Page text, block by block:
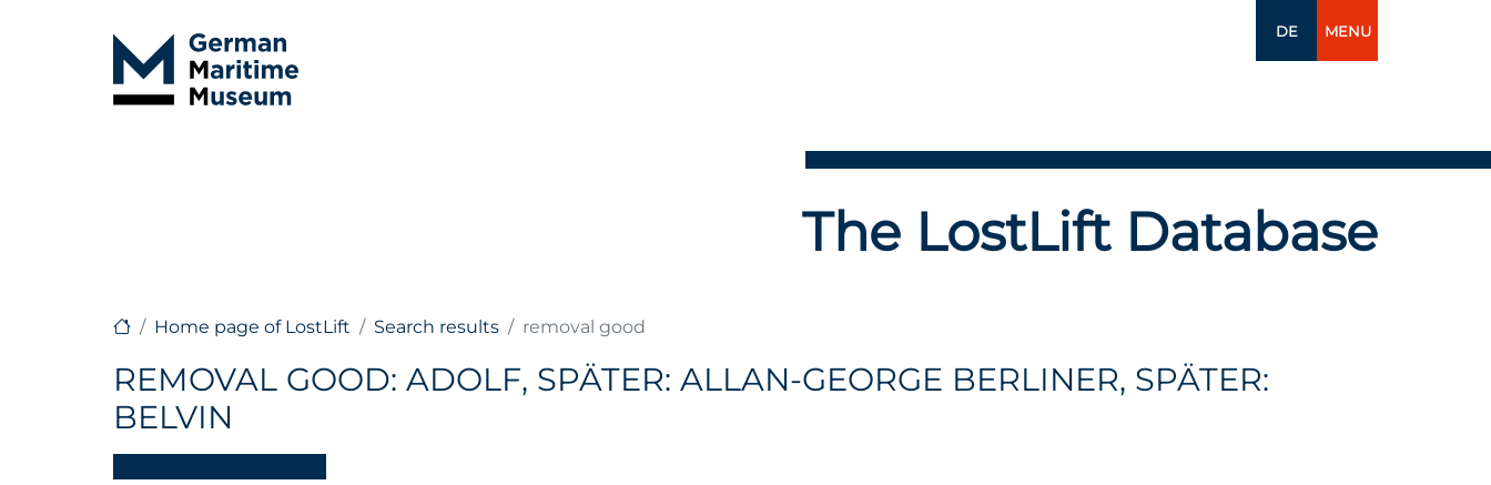
DE MENU
The LostLift Database
Home page of LostLift Search results removal good
REMOVAL GOOD: ADOLF, SPÄTER: ALLAN-GEORGE BERLINER, SPÄTER:
BELVIN